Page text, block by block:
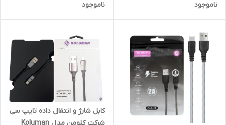
ناموجود
ناموجود
کابل شارژ و انتقال داده تایپ سی